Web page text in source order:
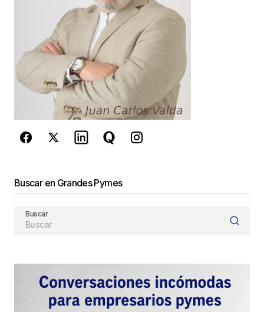
Guarda mi nombre, correo electrónico y web en
este navegador para la próxima vez que
comente.
Este sitio esta protegido por
reCAPTCHA y la Política de
privacidady losTérminos del servicio
de Googlese aplican.
Buscar en Grandes Pymes
Buscar